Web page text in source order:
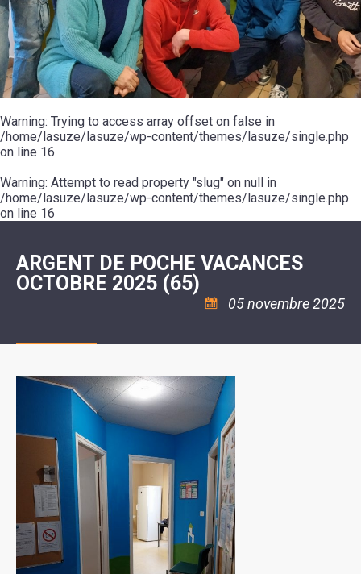
20ÈME
SIÈCLE
RÉUNIONS
DU
CONSEIL
MUNICIPAL
ARRÊTÉS
ET
DÉCISIONS
DU
MAIRE
MOT
DE
LA
MINORITÉ
LES
ÉCOLES
/
LE
COLLÈGE
ESPACE
JEUNES
11
18
:
ASSOCIATION
COULÉE
DOUCE
ENVIRONNEMENT
L'EAU
ET
L'ASSAINISSEMENT
LA
RÉSIDENCE
AUTONOMIE
LE
CCAS
LA
POLICE
SÉCURITÉ
/
RISQUES
MAJEURS
DE
MUSIQUE
L'ÉCOLE
COMMUNAUTAIRE
DE
DANSE
LA
PISCINE
ASSOCIATIONS
VOIE
VERTE
VISITES
ET
DÉCOUVERTES
LES
RANDONNÉES
LE
POUR
CAMPING-
CARS
TENTES
CARAVANES
LA
HALTE
FLUVIALE
SUZE
Warning: Trying to access array offset on false in
/home/lasuze/lasuze/wp-content/themes/lasuze/single.php
on line 16
Warning: Attempt to read property "slug" on null in
/home/lasuze/lasuze/wp-content/themes/lasuze/single.php
on line 16
ARGENT DE POCHE VACANCES
OCTOBRE 2025 (65)
05 novembre 2025